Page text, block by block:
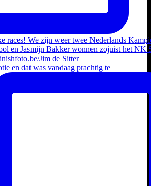
en dat was vandaag prachtig te